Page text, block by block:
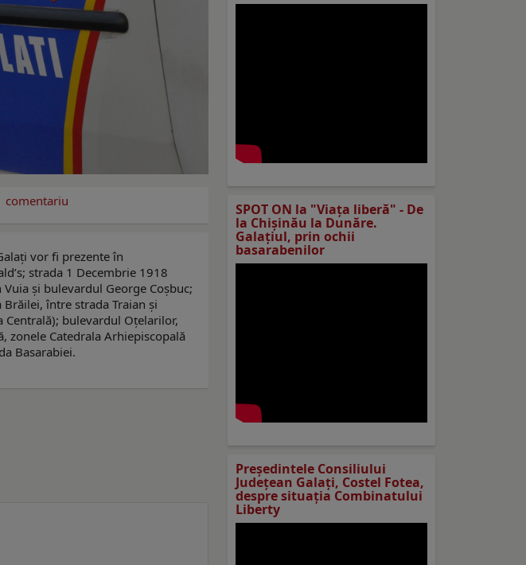
comentariu
vor fi prezente în
strada 1 Decembrie 1918
și bulevardul George Coșbuc;
între strada Traian și
Centrală); bulevardul Oțelarilor,
zonele Catedrala Arhiepiscopală
Basarabiei.
SPOT ON la "Viaţa liberă" - De
la Chișinău la Dunăre.
Galațiul, prin ochii
basarabenilor
Preşedintele Consiliului
Judeţean Galaţi, Costel Fotea,
despre situaţia Combinatului
Liberty